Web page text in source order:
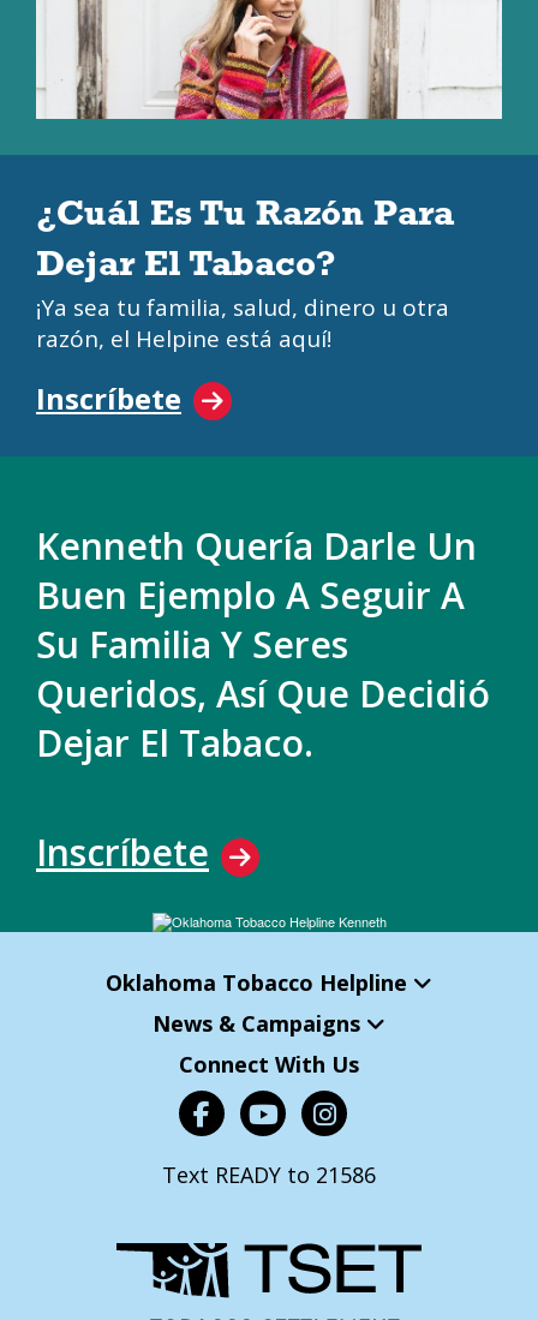
¿Cuál Es Tu Razón Para
Dejar El Tabaco?
¡Ya sea tu familia, salud, dinero u otra
razón, el Helpine está aquí!
Inscríbete
Kenneth Quería Darle Un
Buen Ejemplo A Seguir A
Su Familia Y Seres
Queridos, Así Que Decidió
Dejar El Tabaco.
Inscríbete
Oklahoma Tobacco Helpline
News & Campaigns
Connect With Us
Text READY to 21586